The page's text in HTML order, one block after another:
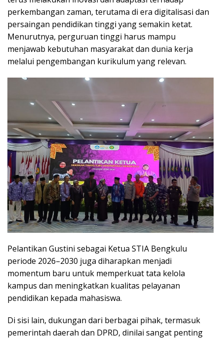
perkembangan zaman, terutama di era digitalisasi dan
persaingan pendidikan tinggi yang semakin ketat.
Menurutnya, perguruan tinggi harus mampu
menjawab kebutuhan masyarakat dan dunia kerja
melalui pengembangan kurikulum yang relevan.
Pelantikan Gustini sebagai Ketua STIA Bengkulu
periode 2026–2030 juga diharapkan menjadi
momentum baru untuk memperkuat tata kelola
kampus dan meningkatkan kualitas pelayanan
pendidikan kepada mahasiswa.
Di sisi lain, dukungan dari berbagai pihak, termasuk
pemerintah daerah dan DPRD, dinilai sangat penting